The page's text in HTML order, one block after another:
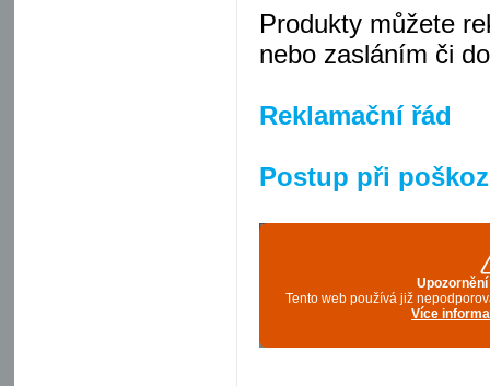
Produkty můžete
nebo zasláním či
Reklamační řád
Postup při